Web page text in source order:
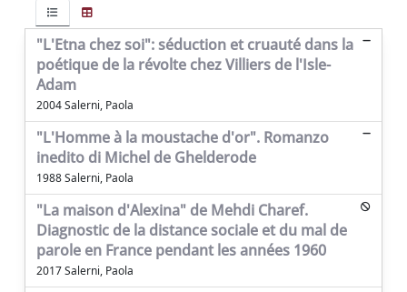
"L'Etna chez soi": séduction et cruauté dans la
poétique de la révolte chez Villiers de l'Isle-
Adam
2004 Salerni, Paola
"L'Homme à la moustache d'or". Romanzo
inedito di Michel de Ghelderode
1988 Salerni, Paola
"La maison d'Alexina" de Mehdi Charef.
Diagnostic de la distance sociale et du mal de
parole en France pendant les années 1960
2017 Salerni, Paola